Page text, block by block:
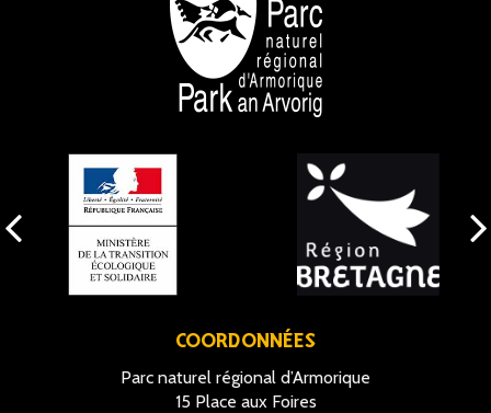
NOS PARTENAIRES
COORDONNÉES
Parc naturel régional d’Armorique
15 Place aux Foires